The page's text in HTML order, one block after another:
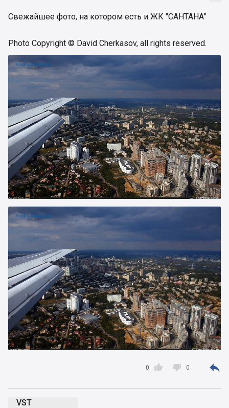
Свежайшее фото, на котором есть и ЖК "САНТАНА"
Photo Copyright © David Cherkasov, all rights reserved.

0  0 
VST